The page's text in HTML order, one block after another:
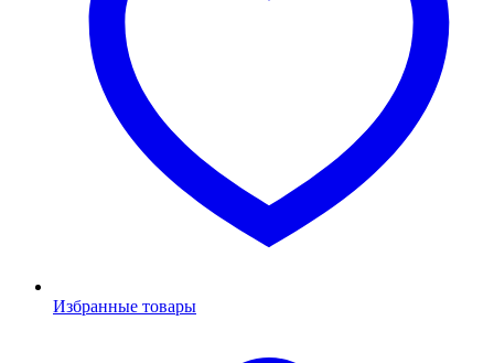
Избранные товары